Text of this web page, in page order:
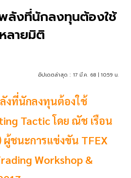
ลังที่นักลงทุนต้องใช้
ลายมิติ
อัปเดตล่าสุด : 17 มี.ค. 68 | 10:59 น.
งที่นักลงทุนต้องใช้
Tactic โดย ณัช เรือน
ชนะการแข่งขัน TFEX
Workshop &